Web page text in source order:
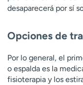
desaparecerá por sí
Opciones de
Por lo general, el
o espalda es la
fisioterapia y los